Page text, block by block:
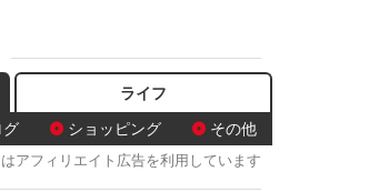
グ ショッピング その他
ライフ
アフィリエイト広告を利用しています